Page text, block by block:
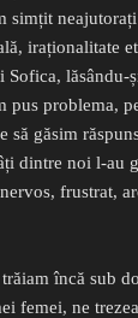
simțit
iraționalitate
Sofica, lăsându-
pus problema,
să găsim
dintre noi l-au
frustrat,
încă sub
femei, ne